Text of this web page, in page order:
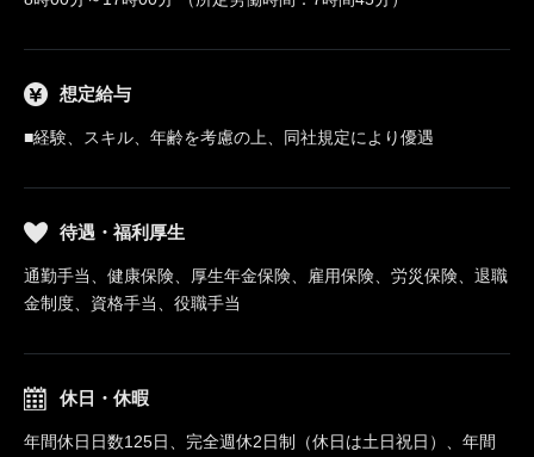
想定給与
■経験、スキル、年齢を考慮の上、同社規定により優遇
待遇・福利厚生
通勤手当、健康保険、厚生年金保険、雇用保険、労災保険、退職
金制度、資格手当、役職手当
休日・休暇
年間休日日数125日、完全週休2日制（休日は土日祝日）、年間